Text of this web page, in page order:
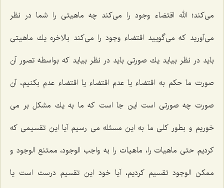
مى‌كند؛ الله اقتضاء وجود را مى‌كند چه ماهیتى را شما در نظر
مى‌آورید كه مى‌گویید اقتضاء وجود را مى‌كند بالاخره یك ماهیتى
باید در نظر بیاید یك صورتى باید در نظر بیاید كه بواسطه تصور آن
صورت ما حكم به اقتضاء یا عدم اقتضاء یا اقتضاء عدم بكنیم، آن
صورت چه صورتى است این جا است كه ما به یك مشكل بر مى
خوریم و بطور كلى ما به این مسئله مى رسیم آیا این تقسیمى كه
كردیم حتى ماهیات را، ماهیات را به واجب الوجود، ممتنع الوجود و
ممكن الوجود تقسیم كردیم، آیا خود این تقسیم درست است یا